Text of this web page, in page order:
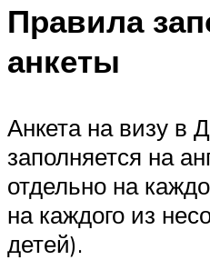
Правила
анкеты
Анкета на визу в
заполняется на
отдельно на
на каждого из
детей).